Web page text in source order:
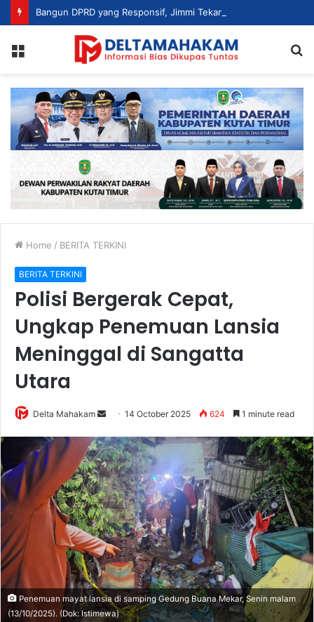
Home / BERITA TERKINI
BERITA TERKINI
Polisi Bergerak Cepat,
Ungkap Penemuan Lansia
Meninggal di Sangatta
Utara
Delta Mahakam
n
d
a
n
e
m
a
i
l
14 October 2025 624 1 minute read
Penemuan mayat lansia di samping Gedung Buana Mekar, Senin malam
(13/10/2025). (Dok: Istimewa)